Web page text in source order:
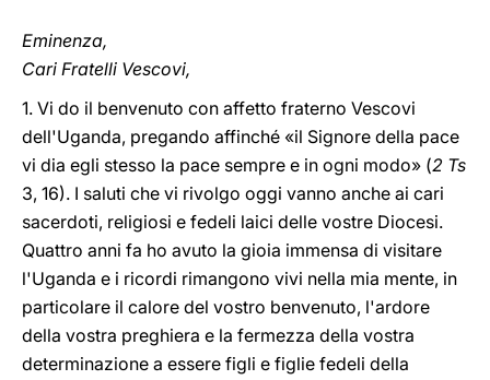
Eminenza,
Cari Fratelli Vescovi,
1. Vi do il benvenuto con affetto fraterno Vescovi
dell'Uganda, pregando affinché «il Signore della pace
vi dia egli stesso la pace sempre e in ogni modo» (2 Ts
3, 16). I saluti che vi rivolgo oggi vanno anche ai cari
sacerdoti, religiosi e fedeli laici delle vostre Diocesi.
Quattro anni fa ho avuto la gioia immensa di visitare
l'Uganda e i ricordi rimangono vivi nella mia mente, in
particolare il calore del vostro benvenuto, l'ardore
della vostra preghiera e la fermezza della vostra
determinazione a essere figli e figlie fedeli della